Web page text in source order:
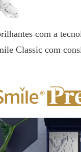
com a
Classic com